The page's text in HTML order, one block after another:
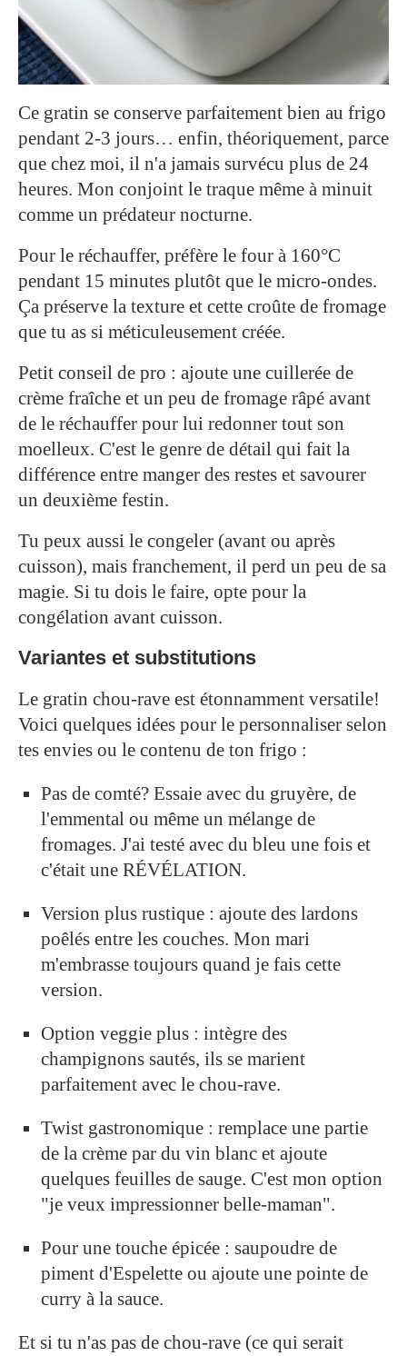
Ce gratin se conserve parfaitement bien au frigo
pendant 2-3 jours… enfin, théoriquement, parce
que chez moi, il n'a jamais survécu plus de 24
heures. Mon conjoint le traque même à minuit
comme un prédateur nocturne.
Pour le réchauffer, préfère le four à 160°C
pendant 15 minutes plutôt que le micro-ondes.
Ça préserve la texture et cette croûte de fromage
que tu as si méticuleusement créée.
Petit conseil de pro : ajoute une cuillerée de
crème fraîche et un peu de fromage râpé avant
de le réchauffer pour lui redonner tout son
moelleux. C'est le genre de détail qui fait la
différence entre manger des restes et savourer
un deuxième festin.
Tu peux aussi le congeler (avant ou après
cuisson), mais franchement, il perd un peu de sa
magie. Si tu dois le faire, opte pour la
congélation avant cuisson.
Variantes et substitutions
Le gratin chou-rave est étonnamment versatile!
Voici quelques idées pour le personnaliser selon
tes envies ou le contenu de ton frigo :
Pas de comté? Essaie avec du gruyère, de
l'emmental ou même un mélange de
fromages. J'ai testé avec du bleu une fois et
c'était une RÉVÉLATION.
Version plus rustique : ajoute des lardons
poêlés entre les couches. Mon mari
m'embrasse toujours quand je fais cette
version.
Option veggie plus : intègre des
champignons sautés, ils se marient
parfaitement avec le chou-rave.
Twist gastronomique : remplace une partie
de la crème par du vin blanc et ajoute
quelques feuilles de sauge. C'est mon option
"je veux impressionner belle-maman".
Pour une touche épicée : saupoudre de
piment d'Espelette ou ajoute une pointe de
curry à la sauce.
Et si tu n'as pas de chou-rave (ce qui serait